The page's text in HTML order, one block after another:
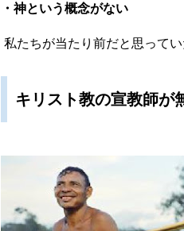
・神という概念がない
私たちが当たり前だと思ってい
キリスト教の宣教師が